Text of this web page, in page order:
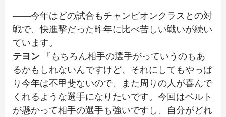
――今年はどの試合もチャンピオンクラスとの対
戦で、快進撃だった昨年に比べ苦しい戦いが続い
ています。
テヨン 『もちろん相手の選手がっていうのもあ
るかもしれないんですけど、それにしてもやっぱ
り今年は不甲斐ないので、また周りの人が喜んで
くれるような選手になりたいです。今回はベルト
が懸かって相手の選手も強いですし、自分がどれ